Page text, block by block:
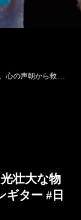
間は慌ただしく、動いてる、仕事も動いている、僕も動いてる
壮大な物
ギター #日